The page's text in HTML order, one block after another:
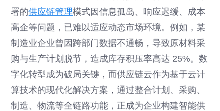
署的供应链管理模式因信息孤岛、响应迟缓、成本
高企等问题，已难以适应动态市场环境。例如，某
制造业企业曾因跨部门数据不通畅，导致原材料采
购与生产计划脱节，造成库存积压率高达 25%。数
字化转型成为破局关键，而供应链云作为基于云计
算技术的现代化解决方案，通过整合计划、采购、
制造、物流等全链路功能，正成为企业构建智能供